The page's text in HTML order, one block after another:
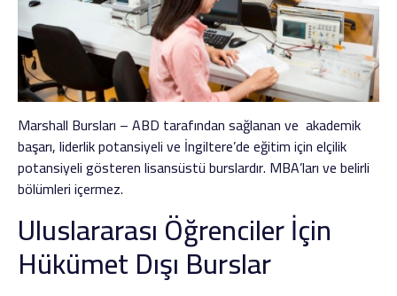
Marshall Bursları – ABD tarafından sağlanan ve akademik
başarı, liderlik potansiyeli ve İngiltere’de eğitim için elçilik
potansiyeli gösteren lisansüstü burslardır. MBA’ları ve belirli
bölümleri içermez.
Uluslararası Öğrenciler İçin
Hükümet Dışı Burslar